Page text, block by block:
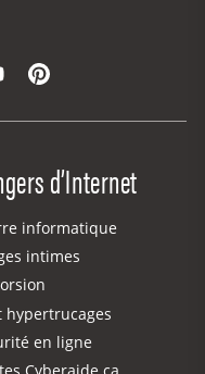
YouTubePinterest
d’Internet
informatique
intimes
hypertrucages
en ligne